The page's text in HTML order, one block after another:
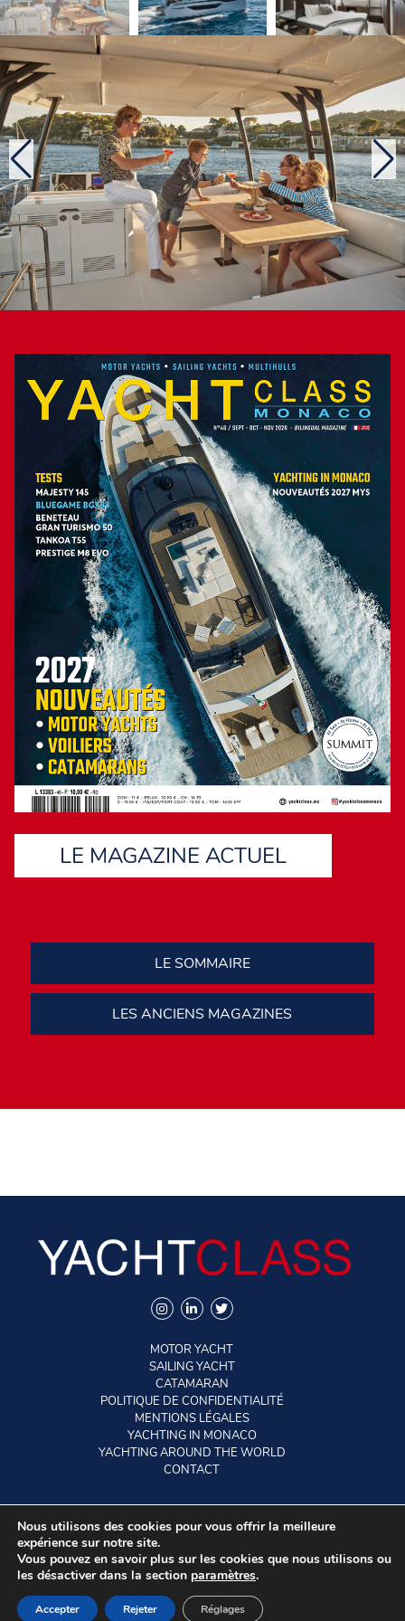
s’ouvre sur un rangement pour quelques jouets et les
défenses. La partie avant du M48 se présente avec une
plateforme fixe entre les deux coques qui ne manque pas
d’être conviviale. Pour preuve, le solarium garnissant le rouf
et le salon à l’extrémité : une banquette en U et une table. A
bâbord, un capot translucide s’ouvre sur la couchette
skipper de type cercueil et, à tribord, un autre capot se
soulève sur le coin douche. Cette conception correspond à
un cahier des charges prenant en compte la possibilité de
placer le M48 dans une flotte de location.
Deux cabines dans le demi pont inférieur
Entrons dans l’espace intérieur du pont principal qui réunit
une cuisine à l’américaine sur tribord, un salon-carré juste
en face et une timonerie. On apprécie aussitôt la luminosité
naturelle et du même coup la vue sur 200 degrés. Et la
décoration moderne s’avère raffinée. Coup de chapeau au
bureau de design Garroni. A bâbord, un escalier descend
se transforme en deux cabines (une twin et une simple).
Cette configuration convient surtout à la location. Mais à
présent, il convient de découvrir le point innovant de ce
catamaran : un demi pont inférieur. Comment est-ce
possible sur un catamaran ? Le M48 est un catamaran
hybride : son tunnel à l’avant présente un volume qui en fait
presque un trimaran. Cette « coque » centrale n’est qu’un
renflement qui ne touche pas l’eau, car peu proéminent mais
suffisamment pour aménager ce demi pont inférieur avec
deux cabines doubles où le lit fait face au hublot de coque.
Elles sont dotées chacune d’une salle bain. Elles occupent
toute la largeur du bateau alors que d’habitude, sur un
catamaran traditionnel, elles sont aménagées dans chaque
coque. Cette originalité, que l’on doit au travail de
collaboration entre l’architecte Philippe Briand et le designer
Camillo Garroni, fait de ce catamaran une unité très
habitable. De notre essai, nous en tirons un bilan très
positif.
https://www.prestige-yachts.com/en-ar/yachts/5-m-
line/112-m48#video
LE MAGAZINE ACTUEL
LE SOMMAIRE
LES ANCIENS MAGAZINES
MOTOR YACHT
SAILING YACHT
CATAMARAN
POLITIQUE DE CONFIDENTIALITÉ
MENTIONS LÉGALES
YACHTING IN MONACO
YACHTING AROUND THE WORLD
CONTACT
©2026 YACHTCLASS. All rights reserved.
Nous utilisons des cookies pour vous offrir la meilleure
expérience sur notre site.
Vous pouvez en savoir plus sur les cookies que nous utilisons ou
les désactiver dans la section paramètres.
Accepter Rejeter Réglages
EN FR